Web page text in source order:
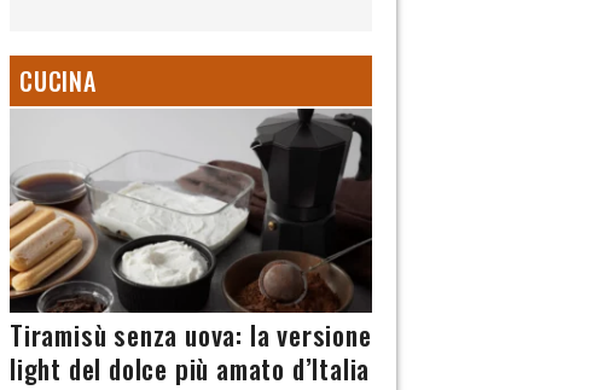
CUCINA
Tiramisù senza uova: la versione
light del dolce più amato d’Italia